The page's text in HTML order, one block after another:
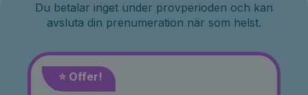
Du betalar inget under provperioden och kan
avsluta din prenumeration när som helst.
⭐️ Offer!
Månad